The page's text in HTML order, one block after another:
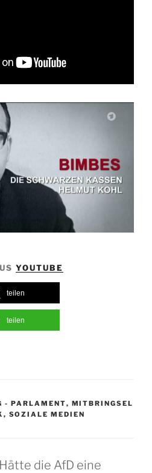
YOUTUBE
teilen
teilen
- PARLAMENT, MITBRINGSEL
, SOZIALE MEDIEN
die AfD eine